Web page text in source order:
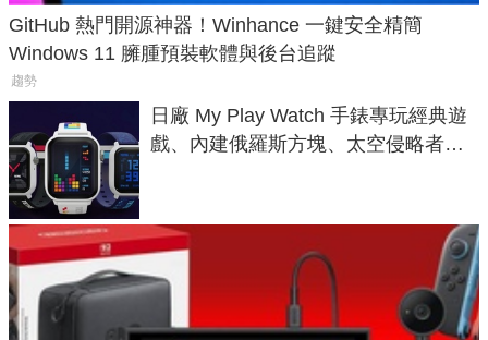
GitHub 熱門開源神器！Winhance 一鍵安全精簡
Windows 11 臃腫預裝軟體與後台追蹤
趨勢
日廠 My Play Watch 手錶專玩經典遊
戲、內建俄羅斯方塊、太空侵略者，